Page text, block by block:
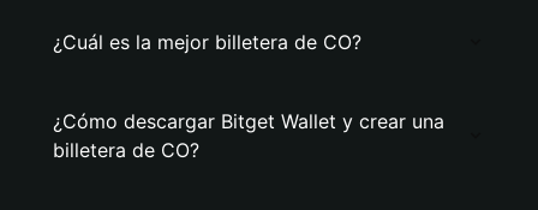
¿Cuál es la mejor billetera de CO?
¿Cómo descargar Bitget Wallet y crear una
billetera de CO?